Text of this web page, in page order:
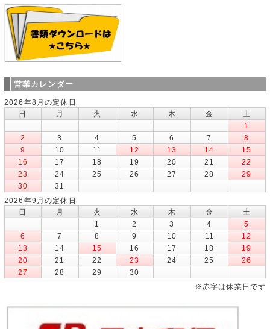
営業カレンダー
2026年8月の定休日
日
月 火 水 木 金
土
1
2
3 4 5 6 7
8
9
10 11 12 13 14
15
16
17 18 19 20 21
22
23
24 25 26 27 28
29
30
31
2026年9月の定休日
日
月 火 水 木 金
土
1
2 3 4
5
6
7 8 9 10 11
12
13
14 15 16 17 18
19
20
21 22 23 24 25
26
27
28 29
30
※赤字は休業日です